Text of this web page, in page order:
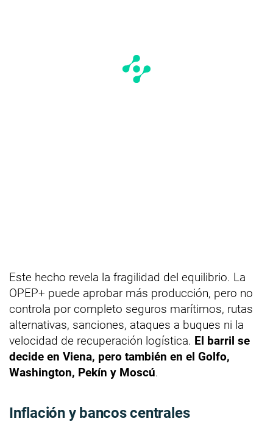
Este hecho revela la fragilidad del equilibrio. La
OPEP+ puede aprobar más producción, pero no
controla por completo seguros marítimos, rutas
alternativas, sanciones, ataques a buques ni la
velocidad de recuperación logística. El barril se
decide en Viena, pero también en el Golfo,
Washington, Pekín y Moscú.
Inflación y bancos centrales